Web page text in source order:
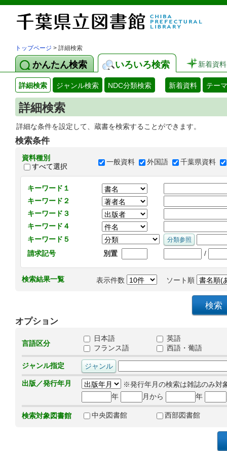
トップページ > 詳細検索
かんたん検索 いろいろ検索 新着資料
詳細検索 ジャンル検索 NDC分類検索 新着資料 テー
詳細検索
詳細な条件を設定して、蔵書を検索することができます。
検索条件
資料種別
すべて選択
一般資料 外国語 千葉県資料
キーワード１
キーワード２
キーワード３
キーワード４
キーワード５
請求記号
別置 /
検索結果一覧 表示件数 ソート順
オプション
言語区分
日本語
英語
フランス語
西語・葡語
ジャンル指定
出版／発行年月
※発行年月の検索は雑誌のみ対
年
月から 年
検索対象図書館 中央図書館 西部図書館